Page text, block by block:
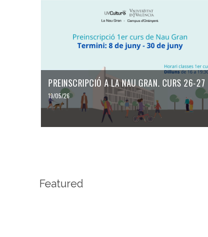
PREINSCRIPCIÓ A LA NAU GRAN. CURS 26-27
19/05/26
Featured